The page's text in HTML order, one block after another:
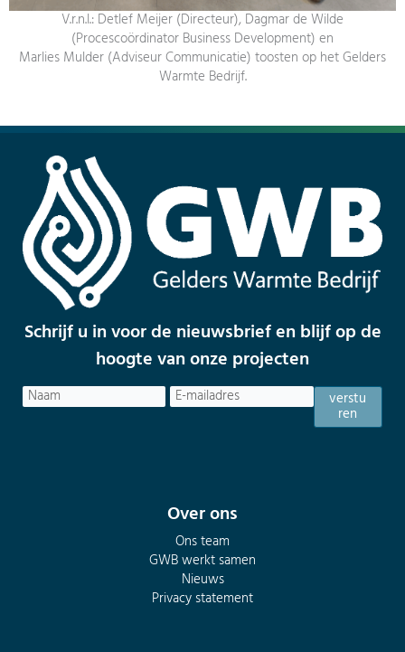
V.r.n.l.: Detlef Meijer (Directeur), Dagmar de Wilde
(Procescoördinator Business Development) en
Marlies Mulder (Adviseur Communicatie) toosten op het Gelders
Warmte Bedrijf.
Schrijf u in voor de nieuwsbrief en blijf op de
hoogte van onze projecten
Naam
mailadres(Vereist)
verstu
ren
Over ons
Ons team
GWB werkt samen
Nieuws
Privacy statement